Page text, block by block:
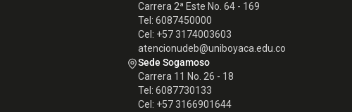
Carrera 2ª Este No. 64 - 169
Tel: 6087450000
Cel: +57 3174003603
atencionudeb@uniboyaca.edu.co
Sede Sogamoso
Carrera 11 No. 26 - 18
Tel: 6087730133
Cel: +57 3166901644